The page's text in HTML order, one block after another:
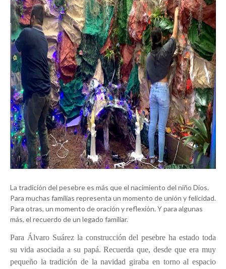
La tradición del pesebre es más que el nacimiento del niño Dios.
Para muchas familias representa un momento de unión y felicidad.
Para otras, un momento de oración y reflexión. Y para algunas
más, el recuerdo de un legado familiar.
Para Álvaro Suárez la construcción del pesebre ha estado toda
su vida asociada a su papá. Recuerda que, desde que era muy
pequeño la tradición de la navidad giraba en torno al espacio